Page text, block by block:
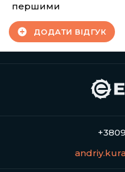
першими
ДОДАТИ ВІДГУК